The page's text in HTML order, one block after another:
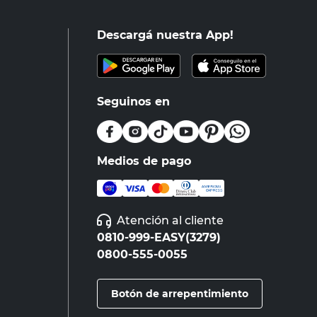
Descargá nuestra App!
Seguinos en
Medios de pago
Atención al cliente
0810-999-EASY(3279)
0800-555-0055
Botón de arrepentimiento